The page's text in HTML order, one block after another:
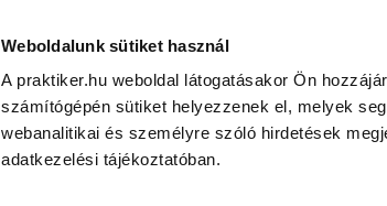
Weboldalunk sütiket használ
A praktiker.hu weboldal látogatásakor Ön
számítógépén sütiket helyezzenek el, melyek
webanalitikai és személyre szóló hirdetések
adatkezelési tájékoztatóban.